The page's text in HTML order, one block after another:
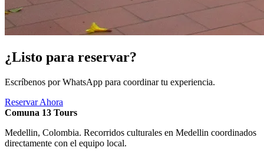
¿Listo para reservar?
Escríbenos por WhatsApp para coordinar tu experiencia.
Reservar Ahora
Comuna 13 Tours
Medellin, Colombia. Recorridos culturales en Medellin coordinados
directamente con el equipo local.